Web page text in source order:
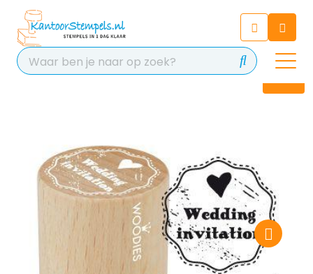
Chat 24/7 met onze chatbot
voor hulp
Contact